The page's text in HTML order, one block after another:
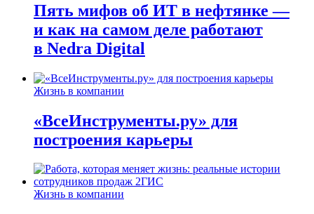
Пять мифов об ИТ в нефтянке —
и как на самом деле работают
в Nedra Digital
Жизнь в компании
«ВсеИнструменты.ру» для
построения карьеры
Жизнь в компании